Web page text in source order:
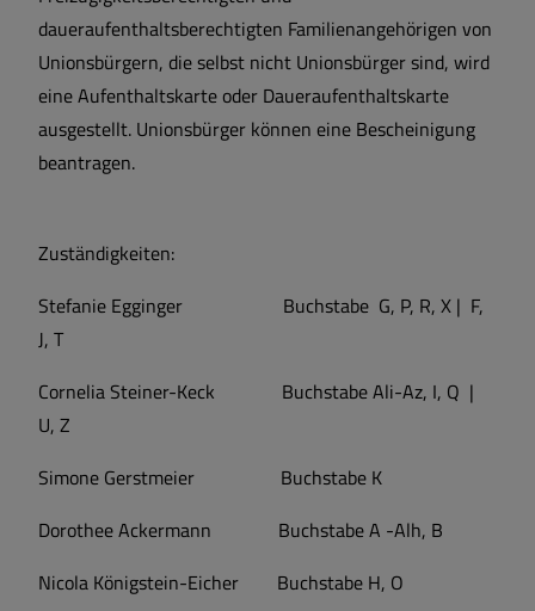
daueraufenthaltsberechtigten Familienangehörigen von
Unionsbürgern, die selbst nicht Unionsbürger sind, wird
eine Aufenthaltskarte oder Daueraufenthaltskarte
ausgestellt. Unionsbürger können eine Bescheinigung
beantragen.
Zuständigkeiten:
Stefanie Egginger Buchstabe G, P, R, X | F,
J, T
Cornelia Steiner-Keck Buchstabe Ali-Az, I, Q |
U, Z
Simone Gerstmeier Buchstabe K
Dorothee Ackermann Buchstabe A -Alh, B
Nicola Königstein-Eicher Buchstabe H, O